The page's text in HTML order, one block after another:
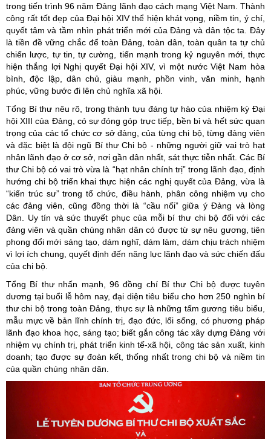
trong tiến trình 96 năm Đảng lãnh đạo cách mạng Việt Nam. Thành
công rất tốt đẹp của Đại hội XIV thể hiện khát vọng, niềm tin, ý chí,
quyết tâm và tầm nhìn phát triển mới của Đảng và dân tộc ta. Đây
là tiền đề vững chắc để toàn Đảng, toàn dân, toàn quân ta tự chủ
chiến lược, tự tin, tự cường, tiến mạnh trong kỷ nguyên mới, thực
hiện thắng lợi Nghị quyết Đại hội XIV, vì một nước Việt Nam hòa
bình, độc lập, dân chủ, giàu mạnh, phồn vinh, văn minh, hạnh
phúc, vững bước đi lên chủ nghĩa xã hội.
Tổng Bí thư nêu rõ, trong thành tựu đáng tự hào của nhiệm kỳ Đại
hội XIII của Đảng, có sự đóng góp trực tiếp, bền bỉ và hết sức quan
trọng của các tổ chức cơ sở đảng, của từng chi bộ, từng đảng viên
và đặc biệt là đội ngũ Bí thư Chi bộ - những người giữ vai trò hạt
nhân lãnh đạo ở cơ sở, nơi gần dân nhất, sát thực tiễn nhất. Các Bí
thư Chi bộ có vai trò vừa là “hạt nhân chính trị” trong lãnh đạo, định
hướng chi bộ triển khai thực hiện các nghị quyết của Đảng, vừa là
“kiến trúc sư” trong tổ chức, điều hành, phân công nhiệm vụ cho
các đảng viên, cũng đồng thời là “cầu nối” giữa ý Đảng và lòng
Dân. Uy tín và sức thuyết phục của mỗi bí thư chi bộ đối với các
đảng viên và quần chúng nhân dân có được từ sự nêu gương, tiên
phong đổi mới sáng tạo, dám nghĩ, dám làm, dám chịu trách nhiệm
vì lợi ích chung, quyết định đến năng lực lãnh đạo và sức chiến đấu
của chi bộ.
Tổng Bí thư nhấn mạnh, 96 đồng chí Bí thư Chi bộ được tuyên
dương tại buổi lễ hôm nay, đại diện tiêu biểu cho hơn 250 nghìn bí
thư chi bộ trong toàn Đảng, thực sự là những tấm gương tiêu biểu,
mẫu mực về bản lĩnh chính trị, đạo đức, lối sống, có phương pháp
lãnh đạo khoa học, sáng tạo; biết gắn công tác xây dựng Đảng với
nhiệm vụ chính trị, phát triển kinh tế-xã hội, công tác sản xuất, kinh
doanh; tạo được sự đoàn kết, thống nhất trong chi bộ và niềm tin
của quần chúng nhân dân.